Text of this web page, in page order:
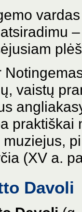
vaistų
praktiškai
(XV a.
Davoli